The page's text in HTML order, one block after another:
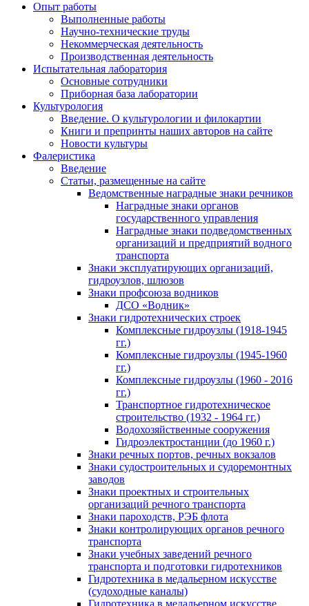
Опыт работы
Выполненные работы
Научно-технические труды
Некоммерческая деятельность
Производственная деятельность
Испытательная лаборатория
Основные сотрудники
Приборная база лаборатории
Культурология
Введение. О культурологии и филокартии
Книги и препринты наших авторов на сайте
Новости культуры
Фалеристика
Введение
Статьи, размещенные на сайте
Ведомственные наградные знаки речников
Наградные знаки органов
государственного управления
Наградные знаки подведомственных
организаций и предприятий водного
транспорта
Знаки эксплуатирующих организаций,
гидроузлов, шлюзов
Знаки профсоюза водников
ДСО «Водник»
Знаки гидротехнических строек
Комплексные гидроузлы (1918-1945
гг.)
Комплексные гидроузлы (1945-1960
гг.)
Комплексные гидроузлы (1960 - 2016
гг.)
Транспортное гидротехническое
строительство (1932 - 1964 гг.)
Водохозяйственные сооружения
Гидроэлектростанции (до 1960 г.)
Знаки речных портов, речных вокзалов
Знаки судостроительных и судоремонтных
заводов
Знаки проектных и строительных
организаций речного транспорта
Знаки пароходств, РЭБ флота
Знаки контролирующих органов речного
транспорта
Знаки учебных заведений речного
транспорта и подготовки гидротехников
Гидротехника в медальерном искусстве
(судоходные каналы)